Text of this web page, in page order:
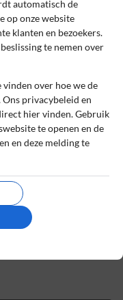
automatisch de
op onze website
klanten en bezoekers.
te nemen over
over hoe we de
privacybeleid en
hier vinden. Gebruik
te openen en de
en deze melding te